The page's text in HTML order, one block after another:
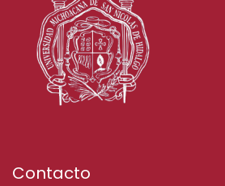
Contacto